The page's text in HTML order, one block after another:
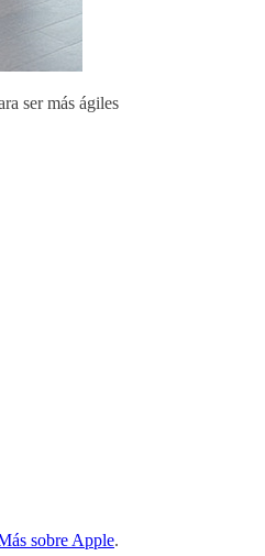
ser más ágiles
sobre Apple.